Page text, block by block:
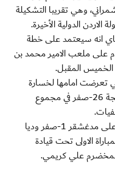
وهي تقريبا التشكيلة
الدولية الأخيرة.
انه سيعتمد على خطة
على ملعب الامير محمد بن
الخميس المقبل.
تعرضت امامها لخسارة
"اسطورية" في تصفيات مونديال 1998 بنتيجة 26-صفر في مجموع
وكانت ايران، المصنفة 50 عالميا، قد فازت على مدغشقر 1-صفر وديا
الاولى تحت قيادة
علي كريمي.